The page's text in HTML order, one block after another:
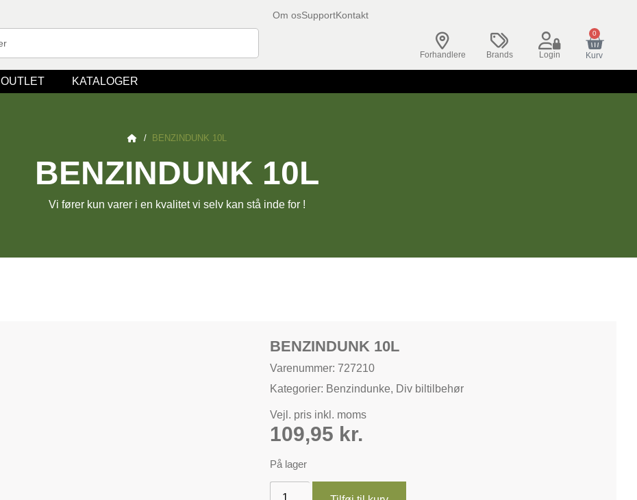
Om osSupportKontakt
Forhandlere Brands Login
0
Kurv
OUTLET KATALOGER
/ BENZINDUNK 10L
BENZINDUNK 10L
Vi fører kun varer i en kvalitet vi selv kan stå inde for !
BENZINDUNK 10L
Varenummer: 727210
Kategorier: Benzindunke, Div biltilbehør
Vejl. pris inkl. moms
109,95 kr.
På lager